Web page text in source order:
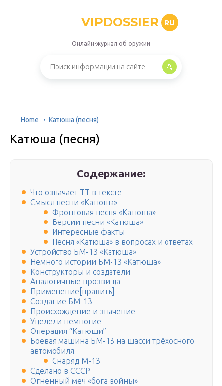
VIPDOSSIER RU
Онлайн-журнал об оружии
Home Катюша (песня)
Катюша (песня)
Содержание:
Что означает TT в тексте
Смысл песни «Катюша»
Фронтовая песня «Катюша»
Версии песни «Катюша»
Интересные факты
Песня «Катюша» в вопросах и ответах
Устройство БМ-13 «Катюша»
Немного истории БМ-13 «Катюша»
Конструкторы и создатели
Аналогичные прозвища
Применение[править]
Создание БМ-13
Происхождение и значение
Уцелели немногие
Операция “Катюши”
Боевая машина БМ-13 на шасси трёхосного
автомобиля
Снаряд М-13
Сделано в СССР
Огненный меч «бога войны»